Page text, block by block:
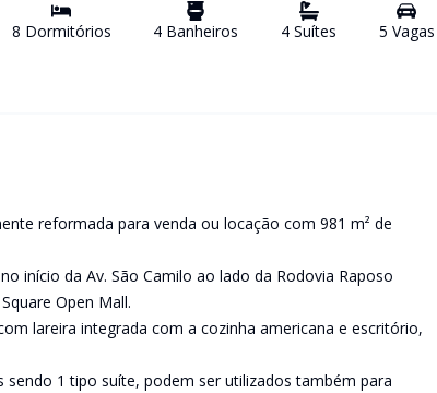
8 Dormitórios 4 Banheiros 4 Suítes 5 Vagas
reformada para venda ou locação com 981 m² de
início da Av. São Camilo ao lado da Rodovia Raposo
Open Mall.
lareira integrada com a cozinha americana e escritório,
1 tipo suíte, podem ser utilizados também para